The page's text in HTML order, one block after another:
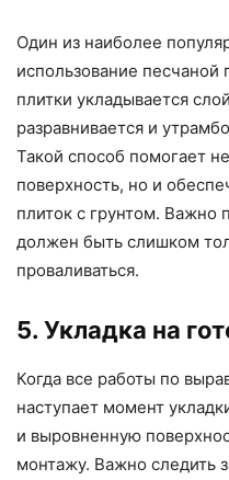
Один из наиболее
использование
плитки укладывается
разравнивается и
Такой способ помогает
поверхность, но и
плиток с грунтом. Важно
должен быть слишком
проваливаться.
5. Укладка на
Когда все работы по
наступает момент
и выровненную
монтажу. Важно следить